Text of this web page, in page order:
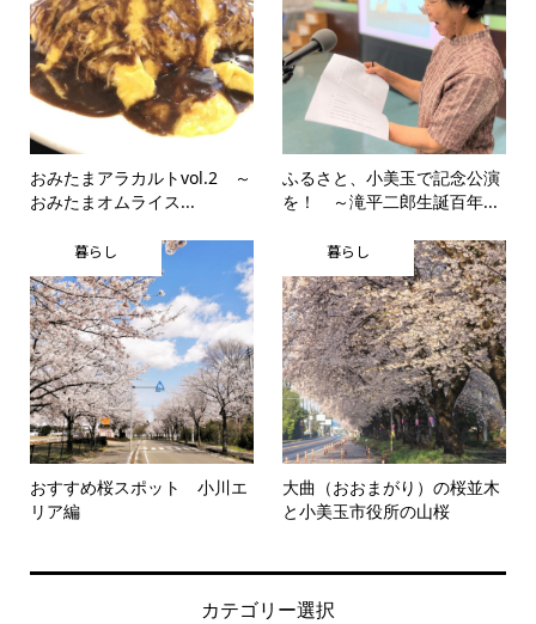
おみたまアラカルトvol.2 ～
おみたまオムライス...
ふるさと、小美玉で記念公演
を！ ～滝平二郎生誕百年...
暮らし
おすすめ桜スポット 小川エ
リア編
暮らし
大曲（おおまがり）の桜並木
と小美玉市役所の山桜
カテゴリー選択